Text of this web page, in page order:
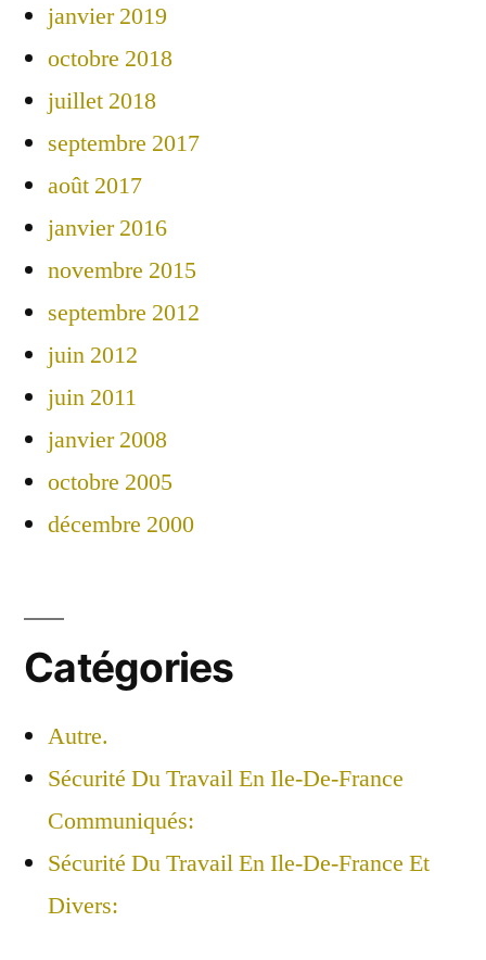
janvier 2019
octobre 2018
juillet 2018
septembre 2017
août 2017
janvier 2016
novembre 2015
septembre 2012
juin 2012
juin 2011
janvier 2008
octobre 2005
décembre 2000
Catégories
Autre.
Sécurité Du Travail En Ile-De-France
Communiqués:
Sécurité Du Travail En Ile-De-France Et
Divers: